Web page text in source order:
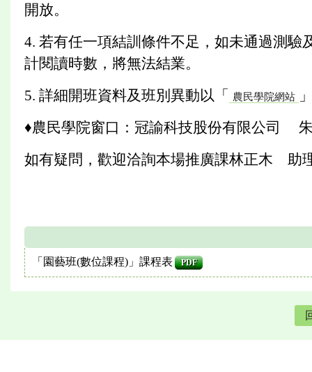
開放。
4. 若有任一項結訓條件不足，如未通過測
計閱讀時數，將無法結業。
5. 詳細開班資料及班別異動以「 農民學院網站
♦農民學院窗口：冠諭科技股份有限公司
如有疑問，歡迎洽詢本場推廣課林正木 助
「園藝班(數位課程)」課程表 PDF